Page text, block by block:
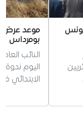
تونس
موعد عرض
بومرداس
النائب
اليوم
الابتدائي